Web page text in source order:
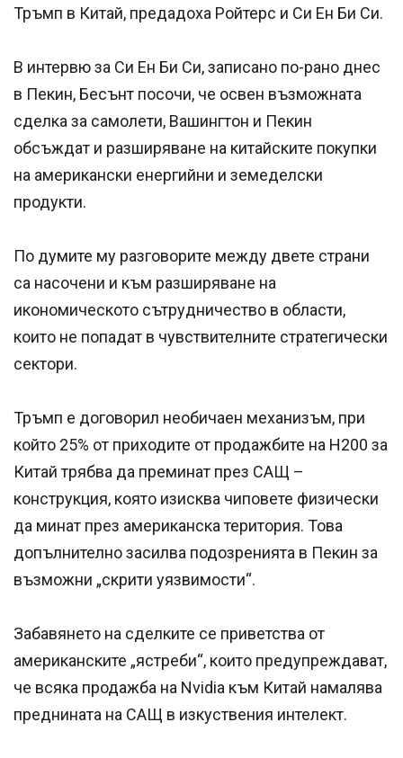
Тръмп в Китай, предадоха Ройтерс и Си Ен Би Си.
В интервю за Си Ен Би Си, записано по-рано днес
в Пекин, Бесънт посочи, че освен възможната
сделка за самолети, Вашингтон и Пекин
обсъждат и разширяване на китайските покупки
на американски енергийни и земеделски
продукти.
По думите му разговорите между двете страни
са насочени и към разширяване на
икономическото сътрудничество в области,
които не попадат в чувствителните стратегически
сектори.
Тръмп е договорил необичаен механизъм, при
който 25% от приходите от продажбите на H200 за
Китай трябва да преминат през САЩ –
конструкция, която изисква чиповете физически
да минат през американска територия. Това
допълнително засилва подозренията в Пекин за
възможни „скрити уязвимости“.
Забавянето на сделките се приветства от
американските „ястреби“, които предупреждават,
че всяка продажба на Nvidia към Китай намалява
преднината на САЩ в изкуствения интелект.